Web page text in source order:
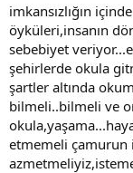
imkansızlığın
öyküleri,insanın
sebebiyet
şehirlerde okula
şartler altında
bilmeli..bilmeli ve
etmemeli çamurun